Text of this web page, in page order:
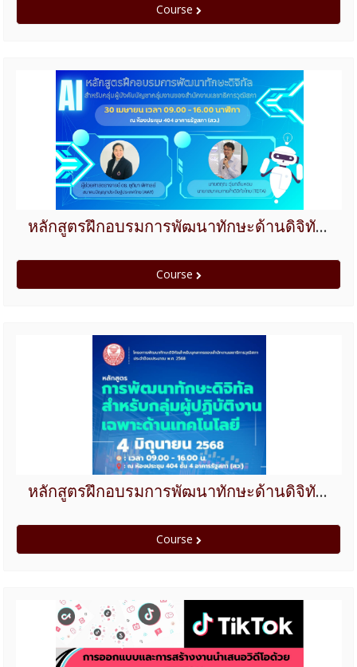
Course
หลักสูตรฝึกอบรมการพัฒนาทักษะด้านดิจิทัลสำหรับกลุ่มผู้บังคับบัญชากลุ่มงานของสำนักงานเลขาธิการวุฒิสภา ปีงบประมาณ 2568
Course
หลักสูตรฝึกอบรมการพัฒนาทักษะด้านดิจิทัลสำหรับกลุ่มผู้ปฏิบัติงานเฉพาะด้านเทคโนโลยี ปีงบประมาณ 2568
Course